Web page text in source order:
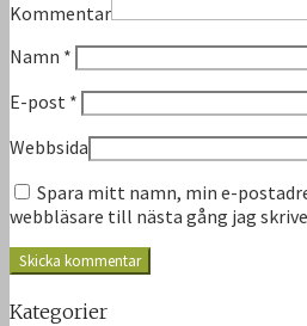
Kommentar
Namn *
E-post *
Webbsida
Spara mitt namn, min e-
webbläsare till nästa gång jag
Kategorier